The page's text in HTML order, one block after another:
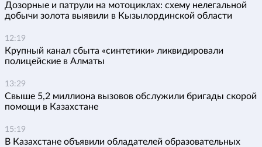
Дозорные и патрули на мотоциклах: схему нелегальной
добычи золота выявили в Кызылординской области
12:19
Крупный канал сбыта «синтетики» ликвидировали
полицейские в Алматы
13:29
Свыше 5,2 миллиона вызовов обслужили бригады скорой
помощи в Казахстане
15:19
В Казахстане объявили обладателей образовательных